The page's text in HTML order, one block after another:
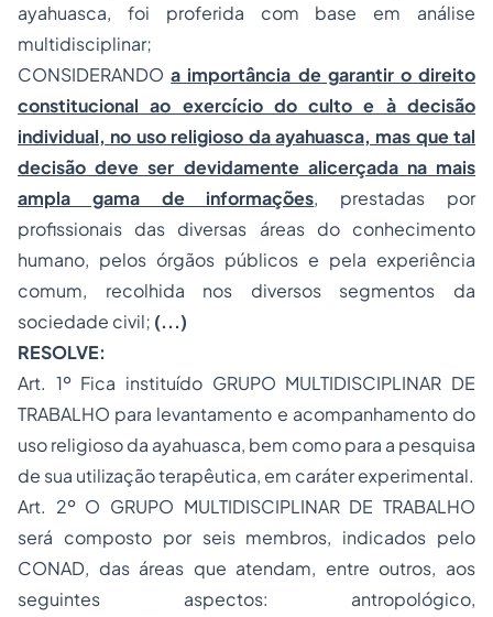
ayahuasca, foi proferida com base em análise
multidisciplinar;
CONSIDERANDOa importância de garantir odireito
constitucional ao exercício do culto e à decisão
individual, no uso religioso da ayahuasca, mas que tal
decisão deve ser devidamente alicerçada na mais
ampla gama de informações, prestadas por
profissionais das diversas áreas do conhecimento
humano, pelos órgãos públicos e pela experiência
comum, recolhida nos diversos segmentos da
sociedade civil; (...)
RESOLVE:
Art. 1º Fica instituído GRUPO MULTIDISCIPLINAR DE
TRABALHO para levantamento e acompanhamento do
uso religioso da ayahuasca, bem como para a pesquisa
de sua utilização terapêutica, em caráter experimental.
Art. 2º O GRUPO MULTIDISCIPLINAR DE TRABALHO
será composto por seis membros, indicados pelo
CONAD, das áreas que atendam, entre outros, aos
seguintes aspectos: antropológico,